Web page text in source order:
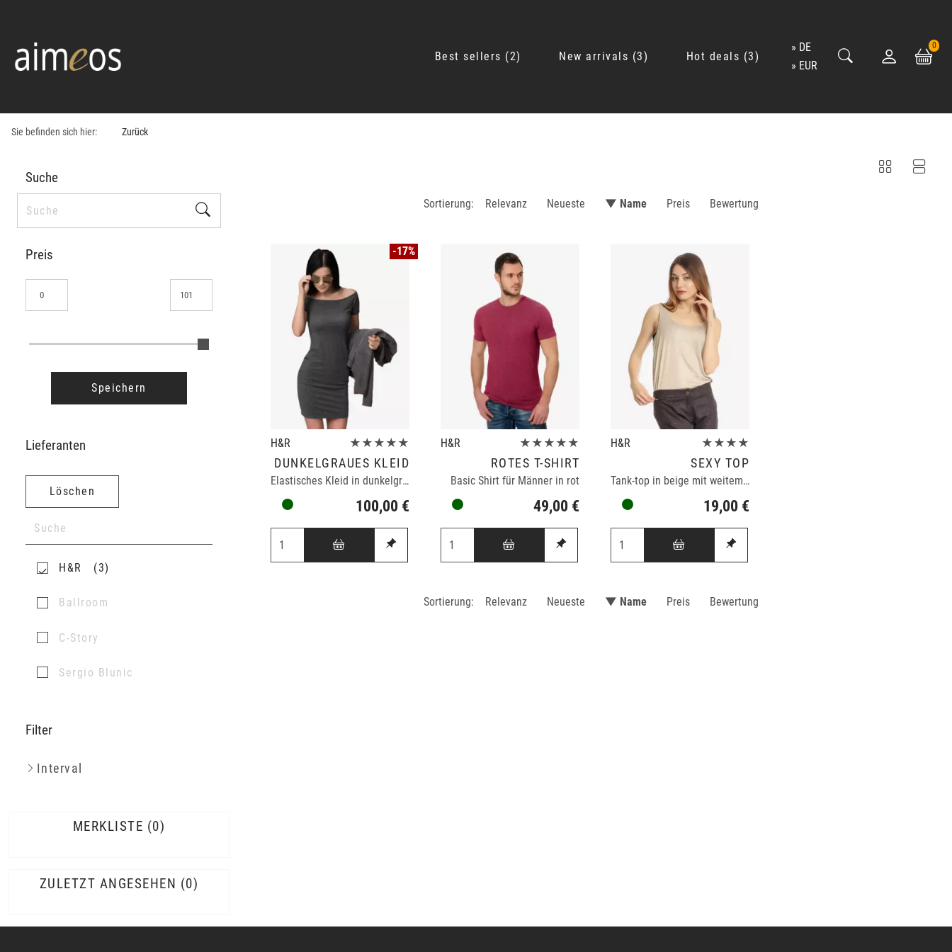
Best sellers 2 New arrivals 3 Hot deals 3
DE
EUR
0
Sie befinden sich hier: Zurück
Suche
Preis
Speichern
Lieferanten
Löschen
H&R 3
Ballroom
C-Story
Sergio Blunic
Filter
Interval
MERKLISTE 0
ZULETZT ANGESEHEN 0
Sortierung: Relevanz Neueste ▼ Name Preis Bewertung
H&R ★★★★★
DUNKELGRAUES KLEID
Elastisches Kleid in dunkelgrau
100,00 €
-17%
H&R ★★★★★
ROTES T-SHIRT
Basic Shirt für Männer in rot
49,00 €
H&R ★★★★
SEXY TOP
Tank-top in beige mit weitem Ausschnitt
19,00 €
Sortierung: Relevanz Neueste ▼ Name Preis Bewertung